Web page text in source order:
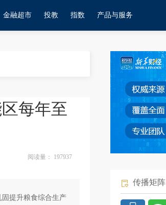
金融超市 投教 指数 产品与服务
每年至
阅读量： 197937
提升粮食综合生产
传播矩阵